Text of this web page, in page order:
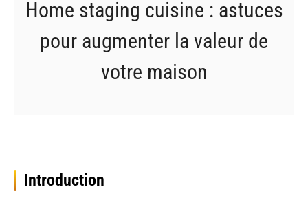
Home staging cuisine : astuces
pour augmenter la valeur de
votre maison
Introduction